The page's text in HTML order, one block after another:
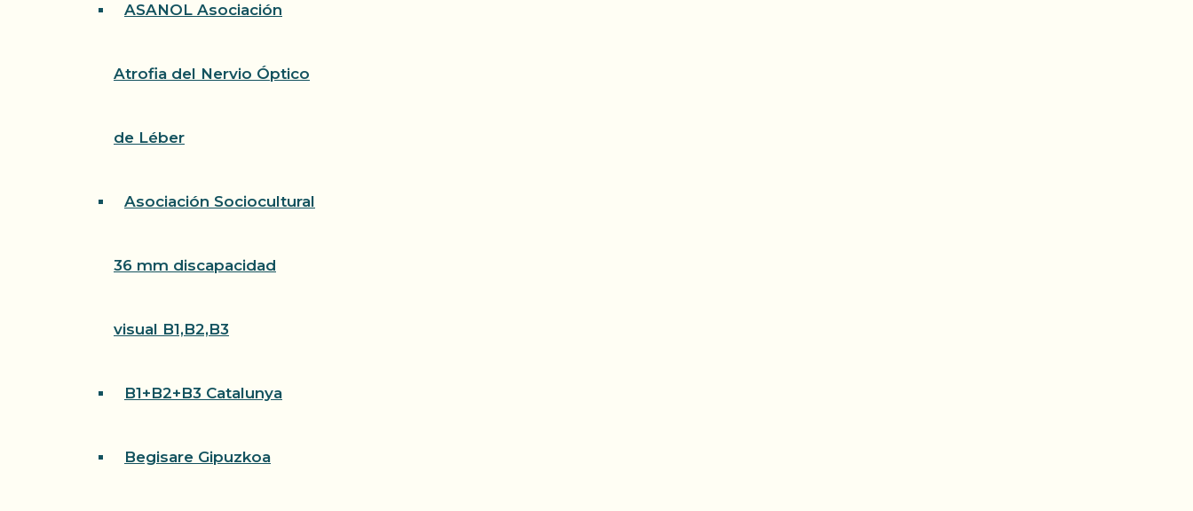
ASANOL Asociación
Atrofia del Nervio Óptico
de Léber
Asociación Sociocultural
36 mm discapacidad
visual B1,B2,B3
B1+B2+B3 Catalunya
Begisare Gipuzkoa